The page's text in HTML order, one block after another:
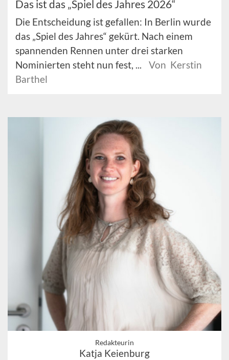
Das ist das „Spiel des Jahres 2026“
Die Entscheidung ist gefallen: In Berlin wurde
das „Spiel des Jahres“ gekürt. Nach einem
spannenden Rennen unter drei starken
Nominierten steht nun fest, ...
Von Kerstin
Barthel
Redakteurin
Katja Keienburg